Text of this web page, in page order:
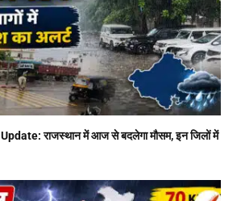
राजस्थान में आज से बदलेगा मौसम, इन जिलों में